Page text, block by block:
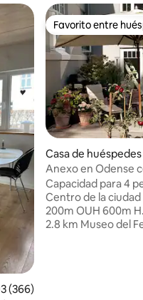
promedio: 4,93 de 5.
(366)
Favorito entre
Favorito entre
Casa de
se
Anexo en Odense
centro 4 camas
Capacidad para 4
Centro de la
200m OUH 600m
2.8 km Museo del